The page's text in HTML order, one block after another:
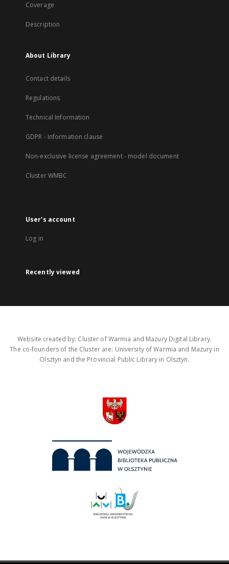
Coverage
Description
About Library
Contact details
Regulations
Technical Information
GDPR - Information clause
Non-exclusive license agreement - model document
Cluster WMBC
User's account
Log in
Recently viewed
Website created by: Cluster of Warmia and Mazury Digital Library.
The co-founders of the Cluster are: University of Warmia and Mazury in
Olsztyn and the Provincial Public Library in Olsztyn.